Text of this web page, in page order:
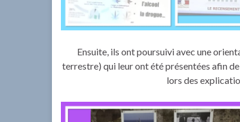
Ensuite, ils ont poursuivi avec une
terrestre) qui leur ont été présentées afin
lors des